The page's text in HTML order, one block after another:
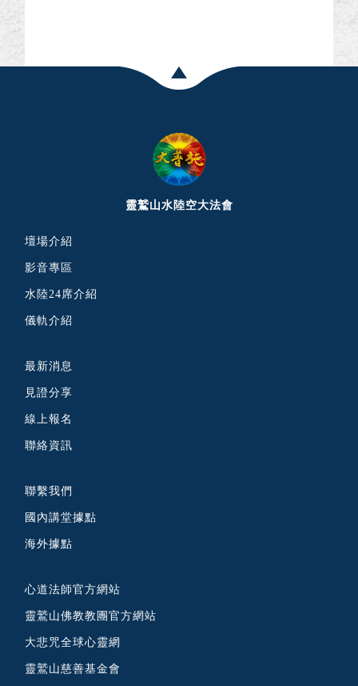
靈鷲山水陸空大法會
壇場介紹
影音專區
水陸24席介紹
儀軌介紹
最新消息
見證分享
線上報名
聯絡資訊
聯繫我們
國內講堂據點
海外據點
心道法師官方網站
靈鷲山佛教教團官方網站
大悲咒全球心靈網
靈鷲山慈善基金會